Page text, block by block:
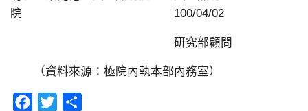
院 100/04/02
研究部顧問
（資料來源：極院內執本部內務室）
Facebook
Twitter